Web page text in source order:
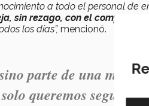
a todo el personal
sin rezago, con el
los días”, mencionó.
parte de una
queremos seguir